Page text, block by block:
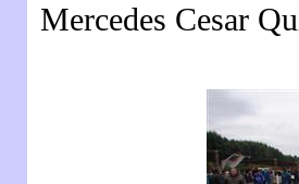
Mercedes Cesar